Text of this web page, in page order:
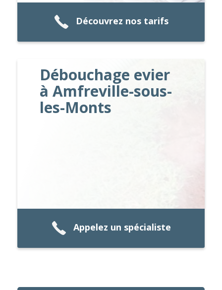
Découvrez nos tarifs
Débouchage evier
à Amfreville-sous-
les-Monts
Appelez un spécialiste